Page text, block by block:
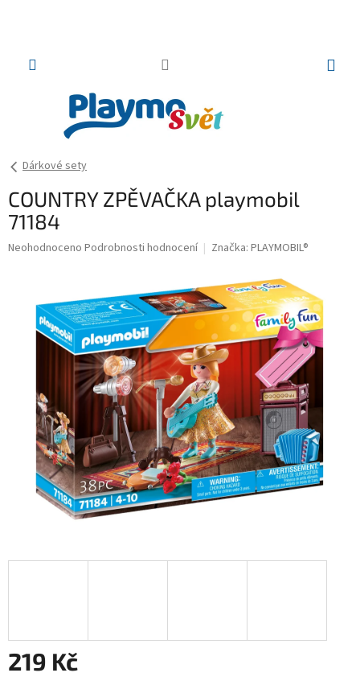
Dárkové sety
COUNTRY ZPĚVAČKA playmobil
71184
Průměrné
Neohodnoceno Podrobnosti hodnocení Značka: PLAYMOBIL®
219 Kč